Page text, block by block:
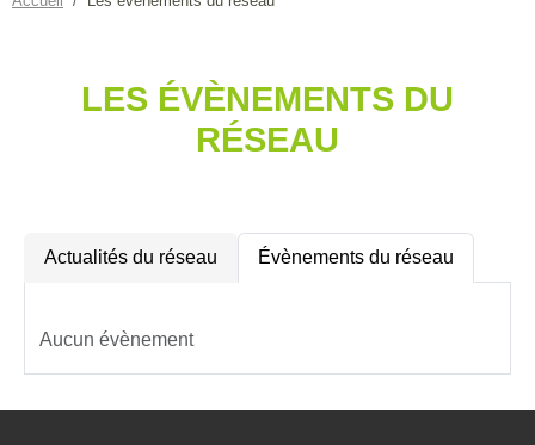
LES ÉVÈNEMENTS DU
RÉSEAU
Actualités du réseau Évènements du réseau
Aucun évènement